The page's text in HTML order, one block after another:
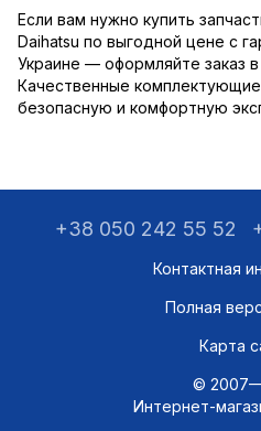
Если вам нужно купить
Daihatsu по выгодной цене с
Украине — оформляйте заказ
Качественные
безопасную и комфортную
+38 050 242 55 52
Контактная
Полная
Карта
©
Интернет-